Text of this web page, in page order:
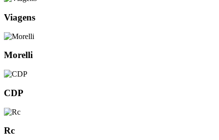
Viagens
Morelli
CDP
Rc